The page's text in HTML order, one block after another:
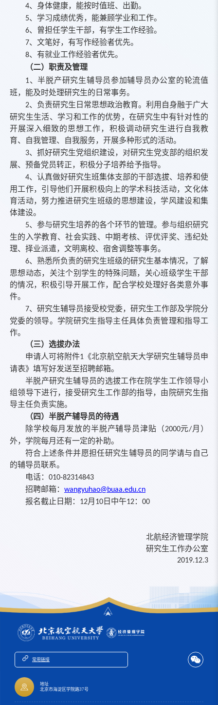
4、身体健康，能按时值班、出勤。
5、学习成绩优秀，能兼顾学业和工作。
6、曾担任学生干部，有学生工作经验。
7、文笔好，有写作经验者优先。
8、有就业工作经验者优先。
（二）职责及管理
1、半脱产研究生辅导员参加辅导员办公室的轮流值
班，能及时处理研究生的日常事务。
2、负责研究生日常思想政治教育。利用自身融于广大
研究生生活、学习和工作的优势，在研究生中有针对性的
开展深入细致的思想工作，积极调动研究生进行自我教
育、自我管理、自我服务，开展多种形式的活动。
3、抓好研究生党组织建设，对研究生党支部的组织发
展、预备党员转正，积极分子培养给予指导。
4、认真做好研究生班集体支部的干部选拔、培养和使
用工作，引导他们开展积极向上的学术科技活动，文化体
育活动，努力推进研究生班级的思想建设，学风建设和集
体建设。
5、参与研究生培养的各个环节的管理。参与组织研究
生的入学教育、社会实践、中期考核、评优评奖、违纪处
理、择业派遣，文明离校、宿舍调整等事务。
6、熟悉所负责的研究生班级的研究生基本情况，了解
思想动态，关注个别学生的特殊问题，关心班级学生干部
的情况，积极引导开展工作，配合学校处理好各类意外事
件。
7、研究生辅导员接受校党委，研究生工作部及学院分
党委的领导。学院研究生指导主任具体负责管理和指导工
作。
（三）选拔办法
申请人可将附件1 《北京航空航天大学研究生辅导员申
请表》填写好发送至招聘邮箱。
半脱产研究生辅导员的选拔工作在院学生工作领导小
组领导下进行，接受研究生工作部的指导，由院研究生指
导主任负责实施。
（四）半脱产辅导员的待遇
除学校每月发放的半脱产辅导员津贴（2000元/月）
外，学院每月还有一定的补助。
符合上述条件并愿担任研究生辅导员的同学请与自己
的辅导员联系。
电话： 010-82314843
招聘邮箱： wangyuhao@buaa.edu.cn
报名截止日期： 12月 10 日中午12： 00
北航经济管理学院
研究生工作办公室
2019.12.3
常用链接
地址
北京市海淀区学院路37号